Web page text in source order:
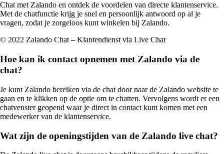
Chat met Zalando en ontdek de voordelen van directe klantenservice.
Met de chatfunctie krijg je snel en persoonlijk antwoord op al je
vragen, zodat je zorgeloos kunt winkelen bij Zalando.
© 2022 Zalando Chat – Klantendienst via Live Chat
Hoe kan ik contact opnemen met Zalando via de
chat?
Je kunt Zalando bereiken via de chat door naar de Zalando website te
gaan en te klikken op de optie om te chatten. Vervolgens wordt er een
chatvenster geopend waar je direct in contact kunt komen met een
medewerker van de klantenservice.
Wat zijn de openingstijden van de Zalando live chat?